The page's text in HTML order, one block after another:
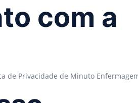
com a
de Privacidade de Minuto